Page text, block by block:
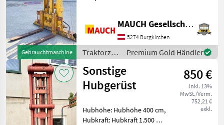
Gebrauchtmaschine
Schlitten - Zinkenlänge: 1,
Burgkirchen lagernd. Damit
MAUCH Gesellschaft m.b.H. & Co.KG
5274 Burgkirchen
Traktorzubehör
/ Sonstige
Premium Gold Händler
Sonstige
Hubgerüst
850 €
inkl. 13%
MwSt./Verm.
752,21 €
exkl.
Hubhöhe: Hubhöhe 400 cm,
Hubkraft: Hubkraft 1.500 kg